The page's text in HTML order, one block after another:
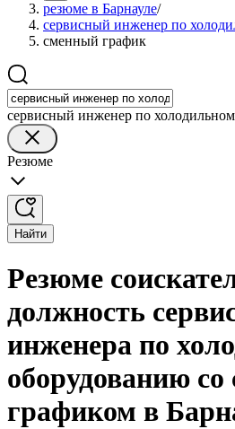
резюме в Барнауле/
сервисный инженер по
сменный график
сервисный инженер по
Резюме
Найти
Резюме
должность
инженера по
оборудованию
графиком в